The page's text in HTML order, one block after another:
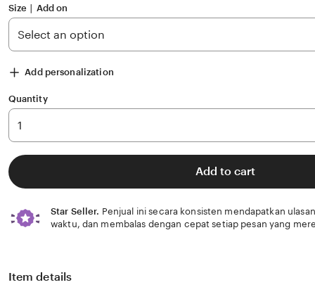
Size ∣ Add on
Add personalization
Quantity
Add to cart
Star Seller. Penjual ini secara konsisten mendapatkan
waktu, dan membalas dengan cepat setiap pesan yang
Item details